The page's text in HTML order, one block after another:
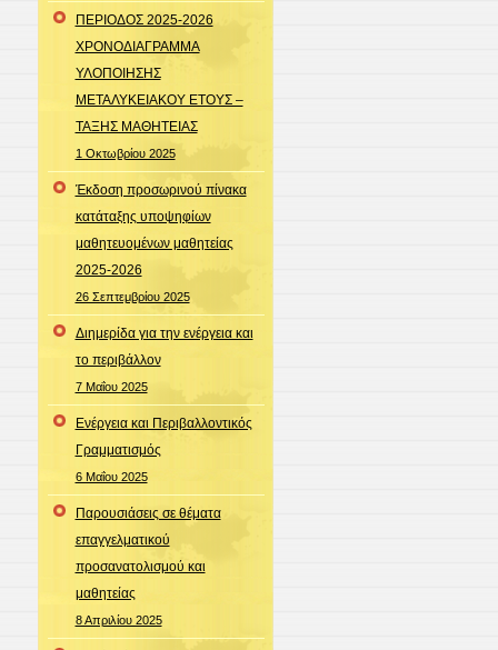
ΠΕΡΙΟΔΟΣ 2025-2026
ΧΡΟΝΟΔΙΑΓΡΑΜΜΑ
ΥΛΟΠΟΙΗΣΗΣ
ΜΕΤΑΛΥΚΕΙΑΚΟΥ ΕΤΟΥΣ –
ΤΑΞΗΣ ΜΑΘΗΤΕΙΑΣ
1 Οκτωβρίου 2025
Έκδοση προσωρινού πίνακα
κατάταξης υποψηφίων
μαθητευομένων μαθητείας
2025-2026
26 Σεπτεμβρίου 2025
Διημερίδα για την ενέργεια και
το περιβάλλον
7 Μαΐου 2025
Ενέργεια και Περιβαλλοντικός
Γραμματισμός
6 Μαΐου 2025
Παρουσιάσεις σε θέματα
επαγγελματικού
προσανατολισμού και
μαθητείας
8 Απριλίου 2025